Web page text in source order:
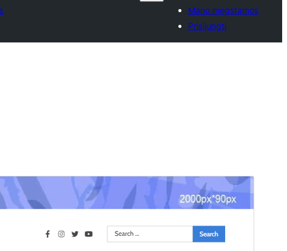
Mano mėgstamos
Prisijungti
Komercinė tema
Ši tema yra nemokama, tačiau ji turi mokamus
PeržiūrėtiParsisiųsti